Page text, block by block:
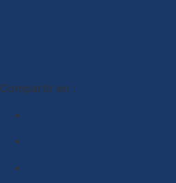
Compartir en :